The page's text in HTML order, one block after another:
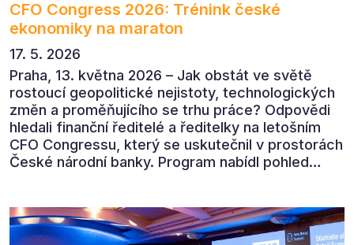
CFO Congress 2026: Trénink české
ekonomiky na maraton
17. 5. 2026
Praha, 13. května 2026 – Jak obstát ve světě
rostoucí geopolitické nejistoty, technologických
změn a proměňujícího se trhu práce? Odpovědi
hledali finanční ředitelé a ředitelky na letošním
CFO Congressu, který se uskutečnil v prostorách
České národní banky. Program nabídl pohled
automatizaci, leadership i budoucnost role CFO.